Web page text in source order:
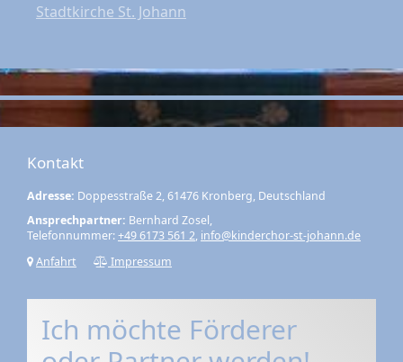
Stadtkirche St. Johann
Kontakt
Adresse: Doppesstraße 2, 61476 Kronberg, Deutschland
Ansprechpartner: Bernhard Zosel,
Telefonnummer:+49 6173 561 2, info@kinderchor-st-johann.de
Anfahrt
Impressum
Ich möchte Förderer